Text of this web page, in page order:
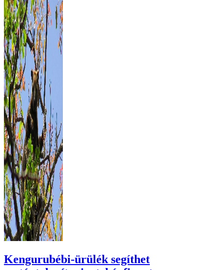
Kengurubébi-ürülék segíthet